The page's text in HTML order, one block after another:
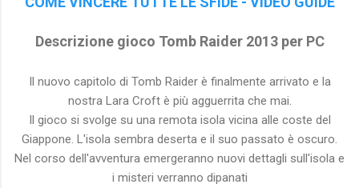
Descrizione gioco Tomb Raider 2013 per PC
Il nuovo capitolo di Tomb Raider è finalmente arrivato e la
nostra Lara Croft è più agguerrita che mai.
Il gioco si svolge su una remota isola vicina alle coste del
Giappone. L'isola sembra deserta e il suo passato è oscuro.
Nel corso dell'avventura emergeranno nuovi dettagli sull'isola e
i misteri verranno dipanati